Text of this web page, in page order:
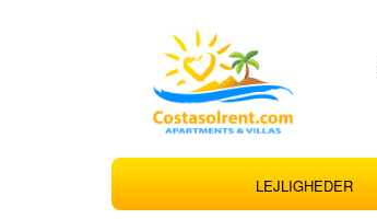
LEJLIGHEDER